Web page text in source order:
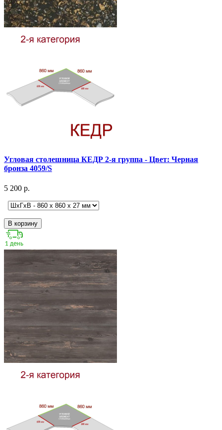
Угловая столешница КЕДР 2-я группа - Цвет: Черная
бронза 4059/S
5 200 р.
В корзину